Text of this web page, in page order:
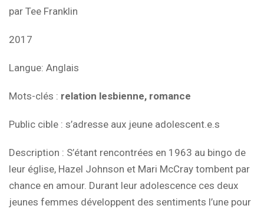
par Tee Franklin
2017
Langue: Anglais
Mots-clés : relation lesbienne, romance
Public cible : s’adresse aux jeune adolescent.e.s
Description : S’étant rencontrées en 1963 au bingo de
leur église, Hazel Johnson et Mari McCray tombent par
chance en amour. Durant leur adolescence ces deux
jeunes femmes développent des sentiments l’une pour